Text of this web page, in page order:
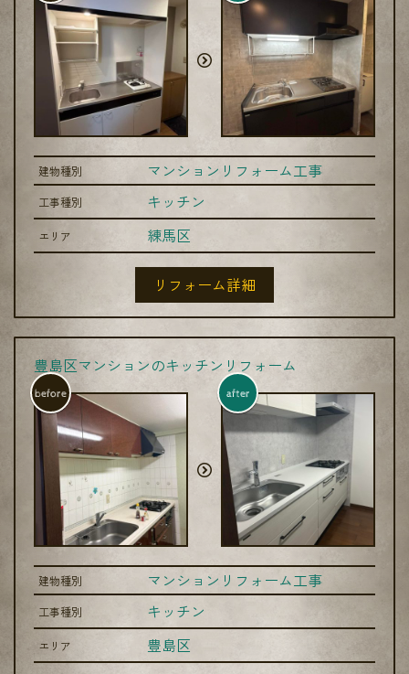
建物種別 マンションリフォーム工事
工事種別 キッチン
エリア 練馬区
リフォーム詳細
豊島区マンションのキッチンリフォーム
before after
建物種別 マンションリフォーム工事
工事種別 キッチン
エリア 豊島区